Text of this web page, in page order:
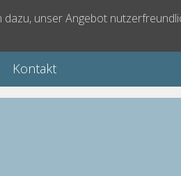
Kontakt
unser Angebot